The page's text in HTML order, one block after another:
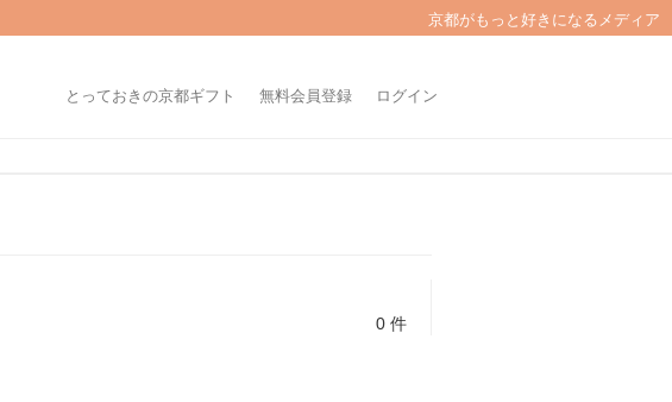
京都がもっと好きになるメディア
とっておきの京都ギフト 無料会員登録 ログイン
0 件